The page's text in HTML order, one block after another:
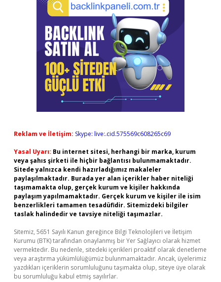
Reklam ve İletişim: Skype: live:.cid.575569c608265c69
Yasal Uyarı: Bu internet sitesi, herhangi bir marka, kurum
veya şahıs şirketi ile hiçbir bağlantısı bulunmamaktadır.
Sitede yalnızca kendi hazırladığımız makaleler
paylaşılmaktadır. Burada yer alan içerikler haber niteliği
taşımamakta olup, gerçek kurum ve kişiler hakkında
paylaşım yapılmamaktadır. Gerçek kurum ve kişiler ile isim
benzerlikleri tamamen tesadüfidir. Sitemizdeki bilgiler
taslak halindedir ve tavsiye niteliği taşımazlar.
Sitemiz, 5651 Sayılı Kanun gereğince Bilgi Teknolojileri ve İletişim
Kurumu (BTK) tarafından onaylanmış bir Yer Sağlayıcı olarak hizmet
vermektedir. Bu nedenle, sitedeki içerikleri proaktif olarak denetleme
veya araştırma yükümlülüğümüz bulunmamaktadır. Ancak, üyelerimiz
yazdıkları içeriklerin sorumluluğunu taşımakta olup, siteye üye olarak
bu sorumluluğu kabul etmiş sayılırlar.